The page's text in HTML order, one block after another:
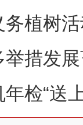
植树
措发
检“送